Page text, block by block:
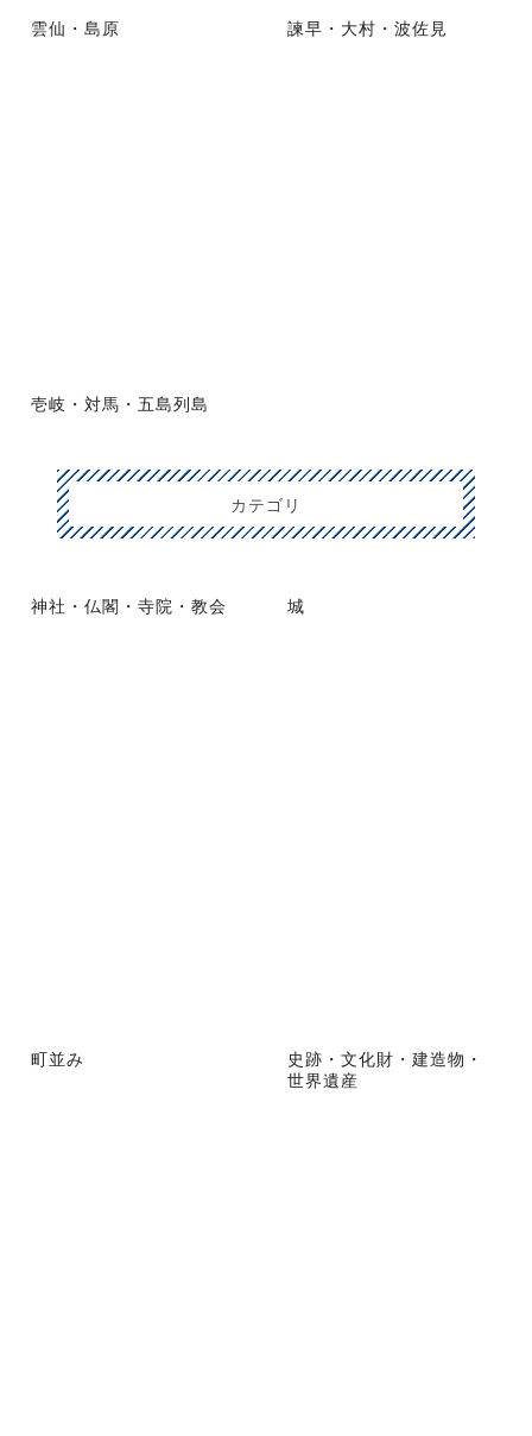
雲仙・島原 諫早・大村・波佐見
壱岐・対馬・五島列島
カテゴリ
神社・仏閣・寺院・教会 城
町並み
史跡・文化財・建造物・
世界遺産